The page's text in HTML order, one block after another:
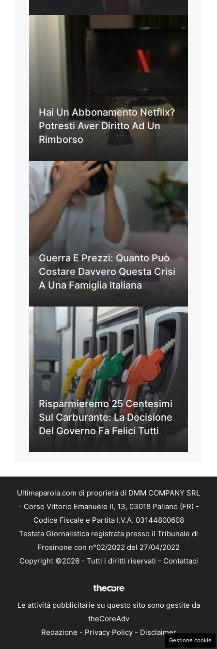
Hai Un Abbonamento Netflix?
Potresti Aver Diritto Ad Un
Rimborso
Guerra E Prezzi: Quanto Può
Costare Davvero Questa Crisi
A Una Famiglia Italiana
Risparmieremo 25 Centesimi
Sul Carburante: La Decisione
Del Governo Fa Felici Tutti
Ultimaparola.com di proprietà di DMM COMPANY SRL
- Corso Vittorio Emanuele II, 13, 03018 Paliano (FR) -
Codice Fiscale e Partita I.V.A. 03144800608
Testata Giornalistica registrata presso il Tribunale di
Frosinone con n°02/2022 del 27/04/2022
Copyright ©2026 - Tutti i diritti riservati - Contattaci
Le attività pubblicitarie su questo sito sono gestite da
theCoreAdv
Redazione - Privacy Policy- Disclaimer
Gestione cookie